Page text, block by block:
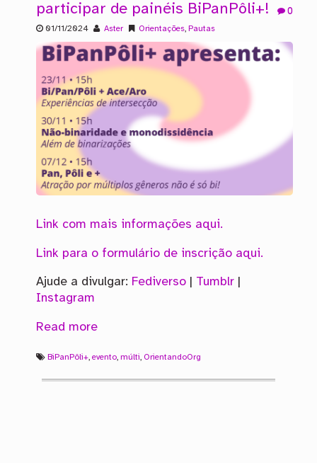
participar de painéis BiPanPôli+!
0
01/11/2024 Aster Orientações, Pautas
Link com mais informações aqui.
Link para o formulário de inscrição aqui.
Ajude a divulgar: Fediverso| Tumblr|
Instagram
Read more
BiPanPôli+, evento, múlti, OrientandoOrg